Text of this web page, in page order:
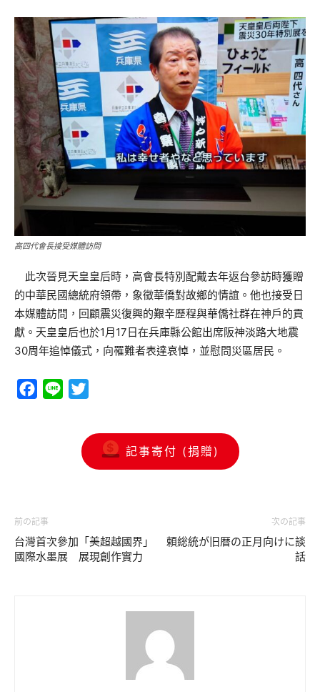
高四代會長接受媒體訪問
此次晉見天皇皇后時，高會長特別配戴去年返台參訪時獲贈
的中華民國總統府領帶，象徵華僑對故鄉的情誼。他也接受日
本媒體訪問，回顧震災復興的艱辛歷程與華僑社群在神戶的貢
獻。天皇皇后也於1月17日在兵庫縣公館出席阪神淡路大地震
30周年追悼儀式，向罹難者表達哀悼，並慰問災區居民。
Facebook
Line
記事寄付 (捐贈)
前の記事
台灣首次參加「美超越國界」
國際水墨展 展現創作實力
次の記事
頼総統が旧暦の正月向けに談
話